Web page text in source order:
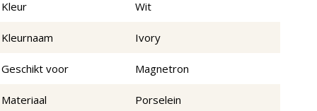
Kleur Wit
Kleurnaam Ivory
Geschikt voor Magnetron
Materiaal Porselein